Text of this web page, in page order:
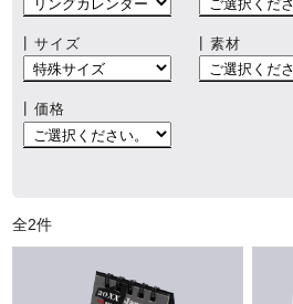
┃サイズ ┃素材
┃価格
全2件